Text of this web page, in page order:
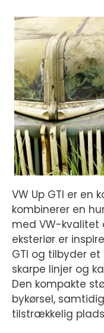
VW Up GTI er en
kombinerer en
med VW-kvalitet
eksteriør er
GTI og tilbyder
skarpe linjer og
Den kompakte
bykørsel,
tilstrækkelig